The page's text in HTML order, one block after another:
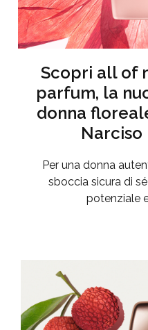
Scopri all of
parfum, la
donna
Narciso
Per una donna
sboccia sicura di
potenziale